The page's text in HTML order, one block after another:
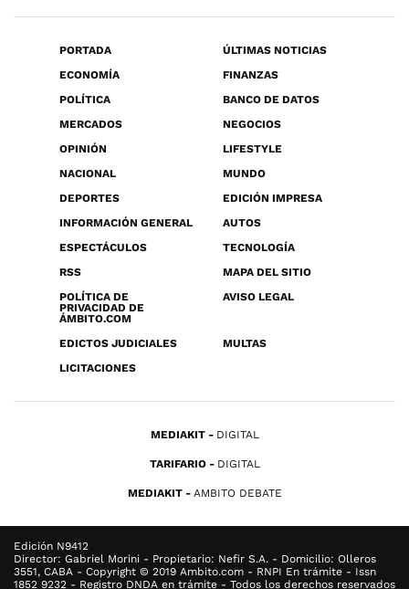
PORTADA
ÚLTIMAS NOTICIAS
ECONOMÍA
FINANZAS
POLÍTICA
BANCO DE DATOS
MERCADOS
NEGOCIOS
OPINIÓN
LIFESTYLE
NACIONAL
MUNDO
DEPORTES
EDICIÓN IMPRESA
INFORMACIÓN GENERAL
AUTOS
ESPECTÁCULOS
TECNOLOGÍA
RSS
MAPA DEL SITIO
POLÍTICA DE
PRIVACIDAD DE
ÁMBITO.COM
AVISO LEGAL
EDICTOS JUDICIALES
MULTAS
LICITACIONES
MEDIAKIT DIGITAL
TARIFARIO DIGITAL
MEDIAKIT AMBITO DEBATE
Edición N9412
Director: Gabriel Morini - Propietario: Nefir S.A. - Domicilio: Olleros
3551, CABA - Copyright © 2019 Ambito.com - RNPI En trámite - Issn
1852 9232 - Registro DNDA en trámite - Todos los derechos reservados